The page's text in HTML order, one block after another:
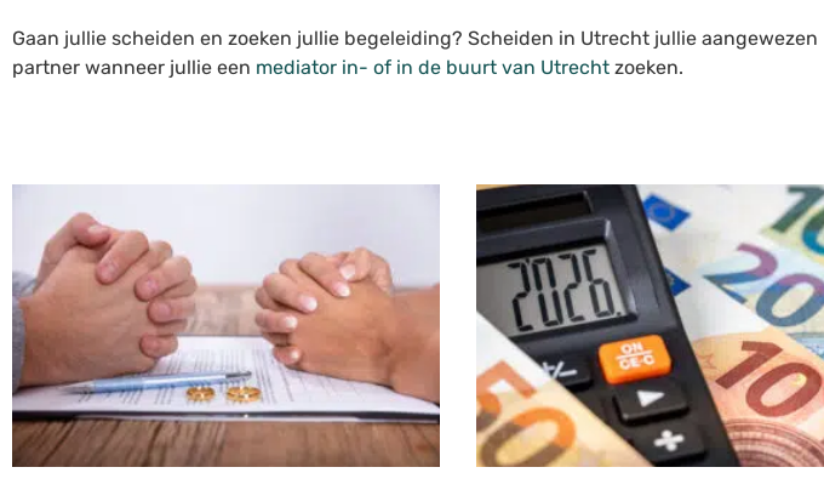
Gaan jullie scheiden en zoeken jullie begeleiding? Scheiden in Utrecht jullie aangewezen
partner wanneer jullie een mediator in- of in de buurt van Utrecht zoeken.